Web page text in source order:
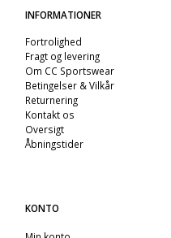
INFORMATIONER
Fortrolighed
Fragt og levering
Om CC Sportswear
Betingelser & Vilkår
Returnering
Kontakt os
Oversigt
Åbningstider
KONTO